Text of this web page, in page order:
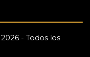
- Todos los